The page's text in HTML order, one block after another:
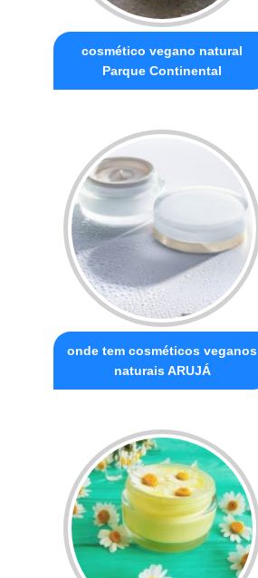
cosmético vegano natural
Parque Continental
onde tem cosméticos veganos
naturais ARUJÁ